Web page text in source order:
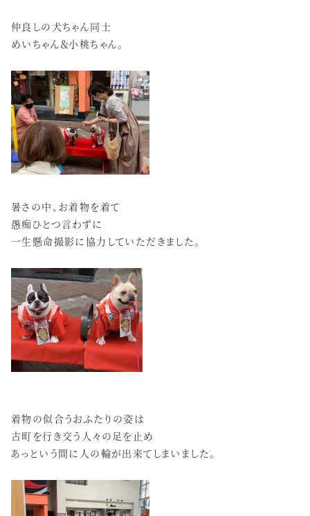
仲良しの犬ちゃん同士
めいちゃん＆小桃ちゃん。
暑さの中、お着物を着て
愚痴ひとつ言わずに
一生懸命撮影に協力していただきました。
着物の似合うおふたりの姿は
古町を行き交う人々の足を止め
あっという間に人の輪が出来てしまいました。